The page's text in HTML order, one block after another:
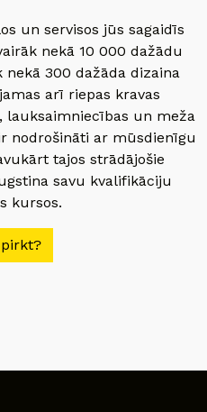
un servisos jūs sagaidīs
nekā 10 000 dažādu
300 dažāda dizaina
arī riepas kravas
un meža
nodrošināti ar mūsdienīgu
tajos strādājošie
savu kvalifikāciju
kursos.